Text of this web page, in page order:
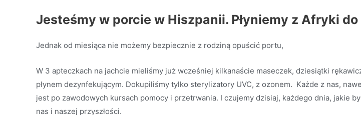
Jesteśmy w porcie w Hiszpanii. Płyniemy z Afryki
Jednak od miesiąca nie możemy bezpiecznie z rodziną opuścić portu,
W 3 apteczkach na jachcie mieliśmy już wcześniej kilkanaście maseczek, dziesiątki
płynem dezynfekującym. Dokupiliśmy tylko sterylizatory UVC, z ozonem. Każde z nas,
jest po zawodowych kursach pomocy i przetrwania. I czujemy dzisiaj, każdego dnia, jakie
nas i naszej przyszłości.